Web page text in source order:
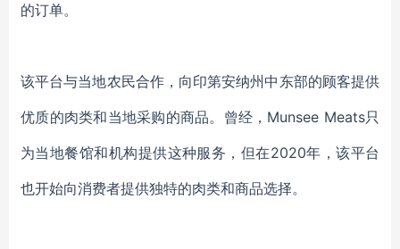
的订单。
该平台与当地农民合作，向印第安纳州中东部的顾客提供
优质的肉类和当地采购的商品。 曾经， Munsee Meats只
为当地餐馆和机构提供这种服务，但在2020年，该平台
也开始向消费者提供独特的肉类和商品选择。